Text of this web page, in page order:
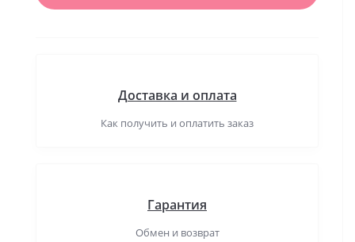
Доставка и оплата
Как получить и оплатить заказ
Гарантия
Обмен и возврат